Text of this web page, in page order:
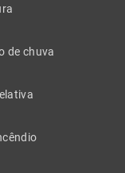
de chuva